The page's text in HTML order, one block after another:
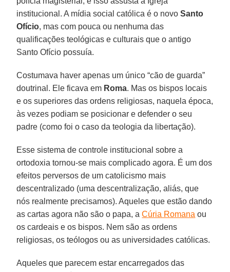
institucional. A mídia social católica é o novoSanto
Ofício, mas com pouca ou nenhuma das
qualificações teológicas e culturais que o antigo
Santo Ofício possuía.
Costumava haver apenas um único “cão de guarda”
doutrinal. Ele ficava em Roma. Mas os bispos locais
e os superiores das ordens religiosas, naquela época,
às vezes podiam se posicionar e defender o seu
padre (como foi o caso da teologia da libertação).
Esse sistema de controle institucional sobre a
ortodoxia tornou-se mais complicado agora. É um dos
efeitos perversos de um catolicismo mais
descentralizado (uma descentralização, aliás, que
nós realmente precisamos). Aqueles que estão dando
as cartas agora não são o papa, aCúria Romana ou
os cardeais e os bispos. Nem são as ordens
religiosas, os teólogos ou as universidades católicas.
Aqueles que parecem estar encarregados das